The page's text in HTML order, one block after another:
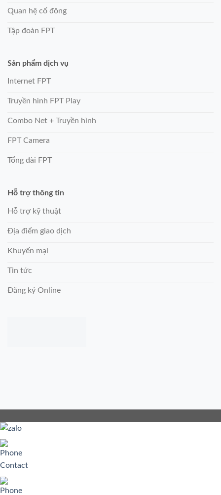
Quan hệ cổ đông
Tập đoàn FPT
Sản phẩm dịch vụ
Internet FPT
Truyền hình FPT Play
Combo Net + Truyền hình
FPT Camera
Tổng đài FPT
Hỗ trợ thông tin
Hỗ trợ kỹ thuật
Địa điểm giao dịch
Khuyến mại
Tin tức
Đăng ký Online